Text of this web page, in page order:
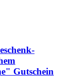
Gutschein